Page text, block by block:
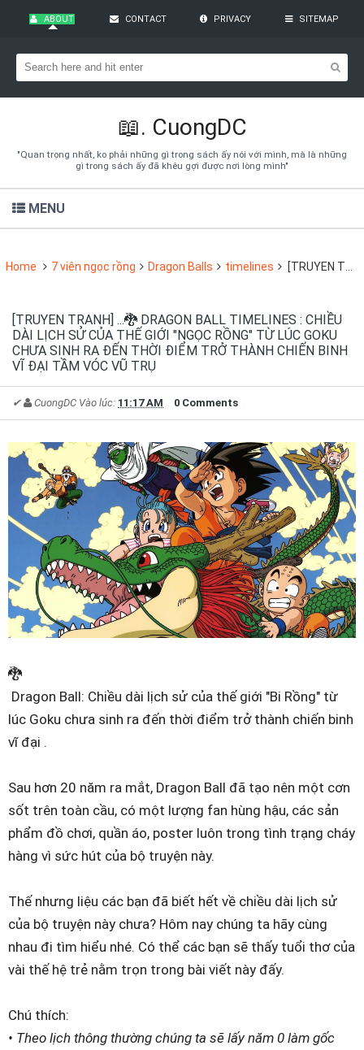
ABOUT CONTACT PRIVACY SITEMAP
📖. CuongDC
"Quan trọng nhất, ko phải những gì trong sách ấy nói với mình, mà là những
gì trong sách ấy đã khêu gợi được nơi lòng mình"
MENU
Home 7 viên ngọc rồng Dragon Balls timelines [TRUYEN TRANH] ...🐉 DRAGON BALL TIMELINES : CHIỀU DÀI LỊCH SỬ CỦA THẾ GIỚI "NGỌC RỒNG" TỪ LÚC GOKU CHƯA SINH RA ĐẾN THỜI ĐIỂM TRỞ THÀNH CHIẾN BINH VĨ ĐẠI TẦM VÓC VŨ TRỤ
[TRUYEN TRANH] ...🐉 DRAGON BALL TIMELINES : CHIỀU
DÀI LỊCH SỬ CỦA THẾ GIỚI "NGỌC RỒNG" TỪ LÚC GOKU
CHƯA SINH RA ĐẾN THỜI ĐIỂM TRỞ THÀNH CHIẾN BINH
VĨ ĐẠI TẦM VÓC VŨ TRỤ
✔ CuongDC Vào lúc: 11:17 AM 0 Comments
🐉
Dragon Ball: Chiều dài lịch sử của thế giới "Bi Rồng" từ
lúc Goku chưa sinh ra đến thời điểm trở thành chiến binh
vĩ đại .
Sau hơn 20 năm ra mắt, Dragon Ball đã tạo nên một cơn
sốt trên toàn cầu, có một lượng fan hùng hậu, các sản
phẩm đồ chơi, quần áo, poster luôn trong tình trạng cháy
hàng vì sức hút của bộ truyện này.
Thế nhưng liệu các bạn đã biết hết về chiều dài lịch sử
của bộ truyện này chưa? Hôm nay chúng ta hãy cùng
nhau đi tìm hiểu nhé. Có thể các bạn sẽ thấy tuổi thơ của
vài thế hệ trẻ nằm trọn trong bài viết này đấy.
Chú thích:
• Theo lịch thông thường chúng ta sẽ lấy năm 0 làm gốc
Bạn đang cần tìm kiếm gì?
Theo dõi blog qua Email
Hãy đăng kí theo dõi blog để cập nhật những thủ thuật blogger,